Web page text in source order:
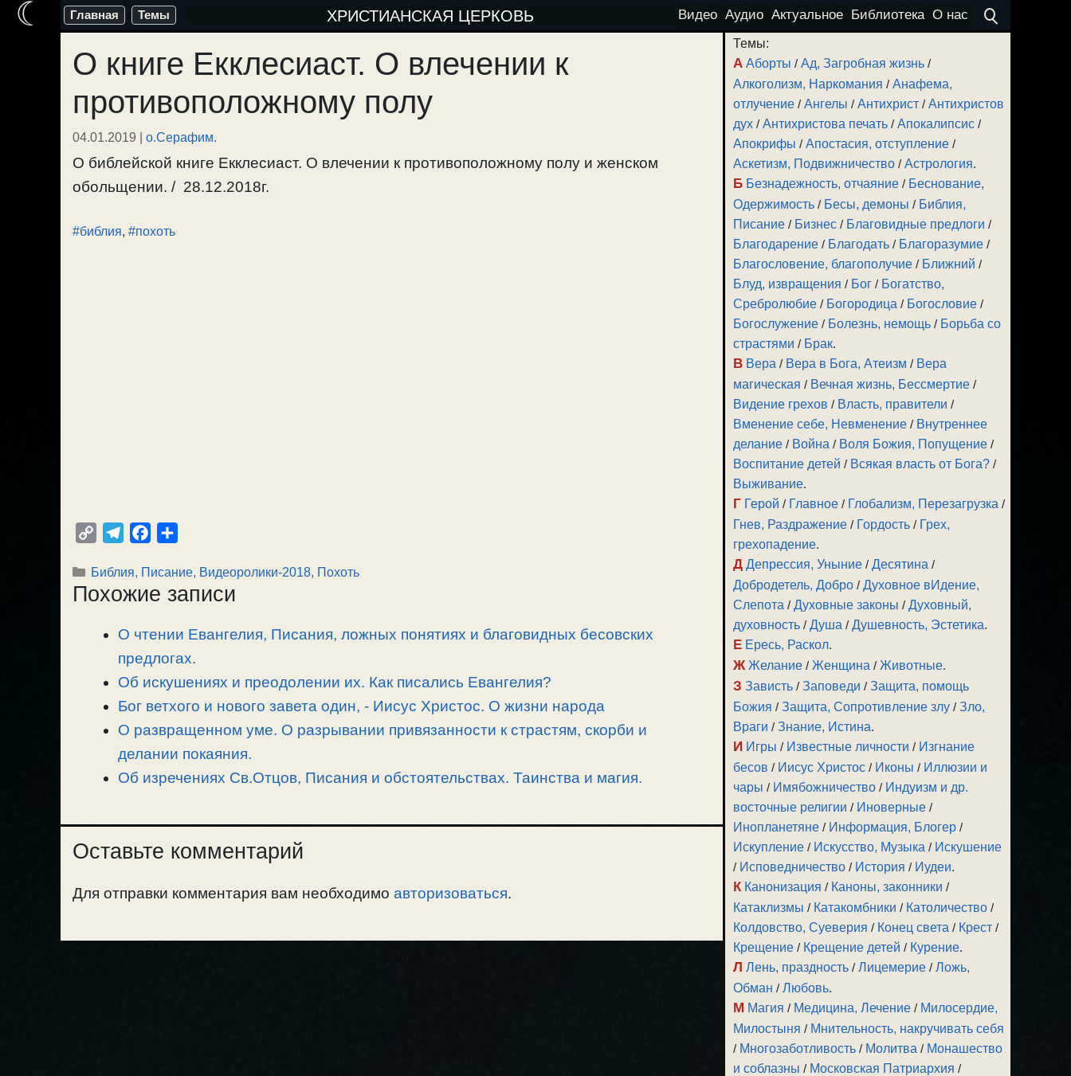
Перейти
содержимому
Главная Темы ХРИСТИАНСКАЯ ЦЕРКОВЬ Видео Аудио Актуальное Библиотека О нас
О книге Екклесиаст. О влечении к
противоположному полу
04.01.2019 | о.Серафим.
О библейской книге Екклесиаст. О влечении к противоположному полу и женском
обольщении. / 28.12.2018г.
#библия, #похоть
p
y
l
e
r
a
m
c
e
o
o
k
п
р
в
и
т
Рубрики
Библия, Писание, Видеоролики-2018, Похоть
Похожие записи
О чтении Евангелия, Писания, ложных понятиях и благовидных бесовских
предлогах.
Об искушениях и преодолении их. Как писались Евангелия?
Бог ветхого и нового завета один, -­ Иисус Христос. О жизни народа
О развращенном уме. О разрывании привязанности к страстям, скорби и
делании покаяния.
Об изречениях Св.Отцов, Писания и обстоятельствах. Таинства и магия.
Оставьте комментарий
Для отправки комментария вам необходимо авторизоваться.
Темы:
А Аборты /Ад, Загробная жизнь /
Алкоголизм, Наркомания /Анафема,
отлучение /Ангелы /Антихрист /Антихристов
дух /Антихристова печать /Апокалипсис /
Апокрифы /Апостасия, отступление /
Аскетизм, Подвижничество /Астрология.
Б Безнадежность, отчаяние / Беснование,
Одержимость / Бесы, демоны / Библия,
Писание / Бизнес / Благовидные предлоги /
Благодарение / Благодать / Благоразумие /
Благословение, благополучие / Ближний /
Блуд, извращения / Бог / Богатство,
Сребролюбие / Богородица / Богословие /
Богослужение / Болезнь, немощь / Борьба со
страстями / Брак.
В Вера / Вера в Бога, Атеизм / Вера
магическая / Вечная жизнь, Бессмертие /
Видение грехов / Власть, правители /
Вменение себе, Невменение / Внутреннее
делание / Война / Воля Божия, Попущение /
Воспитание детей / Всякая власть от Бога? /
Выживание.
Г Герой / Главное / Глобализм, Перезагрузка /
Гнев, Раздражение / Гордость / Грех,
грехопадение.
Д Депрессия, Уныние /Десятина /
Добродетель, Добро /Духовное вИдение,
Слепота /Духовные законы /Духовный,
духовность /Душа /Душевность, Эстетика.
Е Ересь, Раскол.
Ж Желание /Женщина /Животные.
З Зависть /Заповеди /Защита, помощь
Божия /Защита, Сопротивление злу /Зло,
Враги /Знание, Истина.
И Игры / Известные личности / Изгнание
бесов / Иисус Христос / Иконы / Иллюзии и
чары / Имябожничество / Индуизм и др.
восточные религии / Иноверные /
Инопланетяне / Информация, Блогер /
Искупление / Искусство, Музыка / Искушение
/ Исповедничество / История / Иудеи.
К Канонизация / Каноны, законники /
Катаклизмы / Катакомбники / Католичество /
Колдовство, Суеверия / Конец света / Крест /
Крещение / Крещение детей / Курение.
Л Лень, праздность /Лицемерие /Ложь,
Обман /Любовь.
М Магия / Медицина, Лечение / Милосердие,
Милостыня / Мнительность, накручивать себя
/ Многозаботливость / Молитва / Монашество
и соблазны / Московская Патриархия /
☾